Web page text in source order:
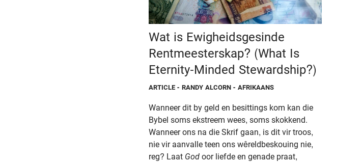
Wat is Ewigheidsgesinde
Rentmeesterskap? (What Is
Eternity-Minded Stewardship?)
ARTICLE - RANDY ALCORN - AFRIKAANS
Wanneer dit by geld en besittings kom kan die
Bybel soms ekstreem wees, soms skokkend.
Wanneer ons na die Skrif gaan, is dit vir troos,
nie vir aanvalle teen ons wêreldbeskouing nie,
reg? Laat God oor liefde en genade praat,